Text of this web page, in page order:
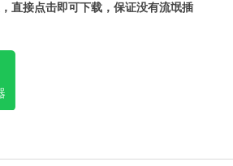
直接点击即可下载，保证没有流氓插